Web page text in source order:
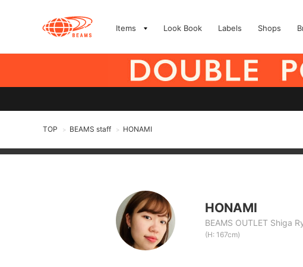
Items Look Book Labels Shops
TOP > BEAMS staff > HONAMI
HONAMI
BEAMS OUTLET Shiga
(H: 167cm)